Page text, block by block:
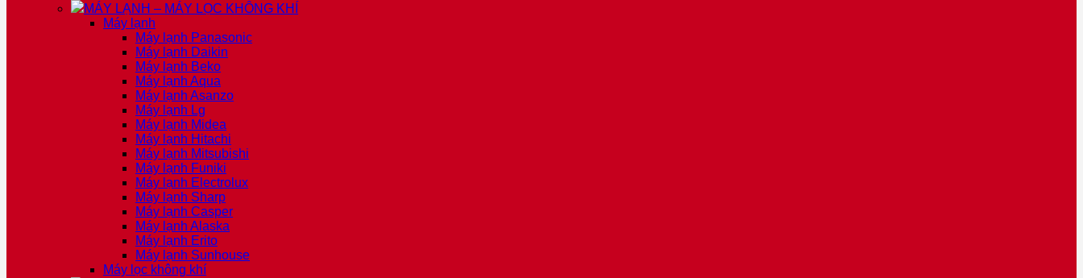
MÁY LẠNH – MÁY LỌC KHÔNG KHÍ
Máy lạnh
Máy lạnh Panasonic
Máy lạnh Daikin
Máy lạnh Beko
Máy lạnh Aqua
Máy lạnh Asanzo
Máy lạnh Lg
Máy lạnh Midea
Máy lạnh Hitachi
Máy lạnh Mitsubishi
Máy lạnh Funiki
Máy lạnh Electrolux
Máy lạnh Sharp
Máy lạnh Casper
Máy lạnh Alaska
Máy lạnh Erito
Máy lạnh Sunhouse
Máy lọc không khí